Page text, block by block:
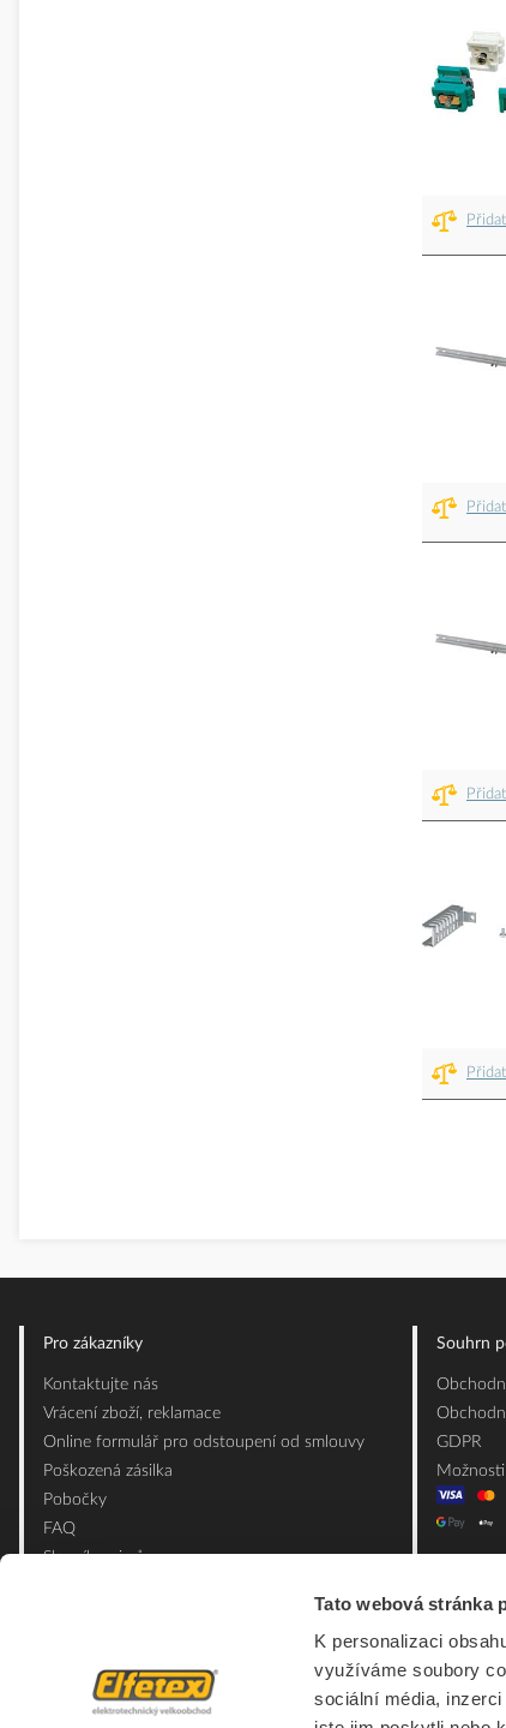
Tato webová stránka
K personalizaci
využíváme soubory
sociální média,
Pro zákazníky
Kontaktujte nás
Vrácení zboží, reklamace
Online formulář pro odstoupení od smlouvy
Poškozená zásilka
Pobočky
FAQ
Slovník pojmů
Souhrn
GDPR